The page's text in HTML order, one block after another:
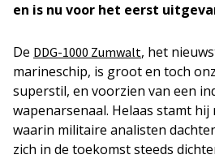
en is nu voor het eerst
De DDG-1000 Zumwalt, het
marineschip, is groot en toch
superstil, en voorzien van een
wapenarsenaal. Helaas stamt
waarin militaire analisten
zich in de toekomst steeds